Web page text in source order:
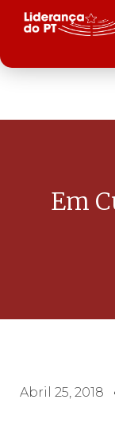
Em
Abril 25, 2018